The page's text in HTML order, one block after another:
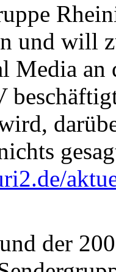
und will
Media an
der